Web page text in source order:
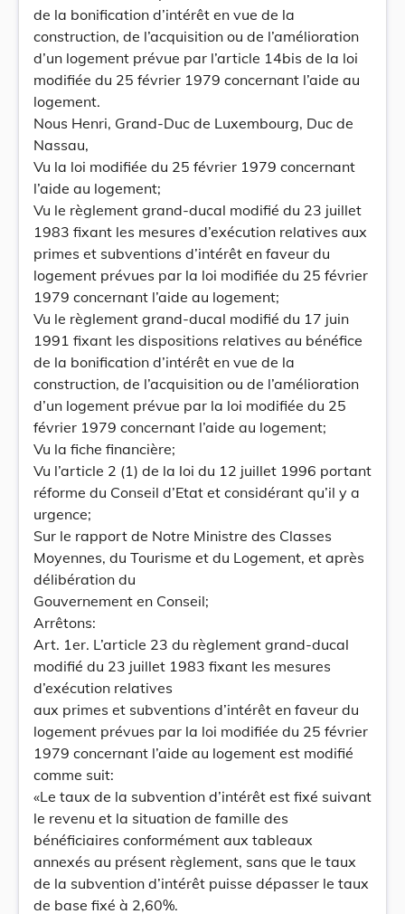
de la bonification d’intérêt en vue de la
construction, de l’acquisition ou de l’amélioration
d’un logement prévue par l’article 14bis de la loi
modifiée du 25 février 1979 concernant l’aide au
logement.
Nous Henri, Grand-Duc de Luxembourg, Duc de
Nassau,
Vu la loi modifiée du 25 février 1979 concernant
l’aide au logement;
Vu le règlement grand-ducal modifié du 23 juillet
1983 fixant les mesures d’exécution relatives aux
primes et subventions d’intérêt en faveur du
logement prévues par la loi modifiée du 25 février
1979 concernant l’aide au logement;
Vu le règlement grand-ducal modifié du 17 juin
1991 fixant les dispositions relatives au bénéfice
de la bonification d’intérêt en vue de la
construction, de l’acquisition ou de l’amélioration
d’un logement prévue par la loi modifiée du 25
février 1979 concernant l’aide au logement;
Vu la fiche financière;
Vu l’article 2 (1) de la loi du 12 juillet 1996 portant
réforme du Conseil d’Etat et considérant qu’il y a
urgence;
Sur le rapport de Notre Ministre des Classes
Moyennes, du Tourisme et du Logement, et après
délibération du
Gouvernement en Conseil;
Arrêtons:
Art. 1er. L’article 23 du règlement grand-ducal
modifié du 23 juillet 1983 fixant les mesures
d’exécution relatives
aux primes et subventions d’intérêt en faveur du
logement prévues par la loi modifiée du 25 février
1979 concernant l’aide au logement est modifié
comme suit:
«Le taux de la subvention d’intérêt est fixé suivant
le revenu et la situation de famille des
bénéficiaires conformément aux tableaux
annexés au présent règlement, sans que le taux
de la subvention d’intérêt puisse dépasser le taux
de base fixé à 2,60%.